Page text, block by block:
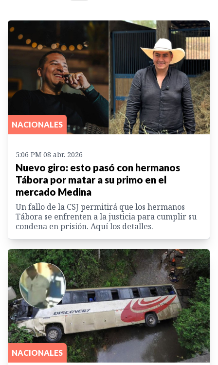
NACIONALES
5:06 PM 08 abr. 2026
Nuevo giro: esto pasó con hermanos
Tábora por matar a su primo en el
mercado Medina
Un fallo de la CSJ permitirá que los hermanos
Tábora se enfrenten a la justicia para cumplir su
condena en prisión. Aquí los detalles.
NACIONALES